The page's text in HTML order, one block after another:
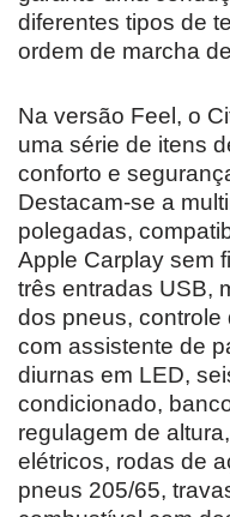
diferentes tipos de
ordem de marcha
Na versão Feel, o
uma série de itens
conforto e
Destacam-se a
polegadas,
Apple Carplay sem
três entradas USB,
dos pneus, controle
com assistente de
diurnas em LED,
condicionado,
regulagem de
elétricos, rodas de
pneus 205/65,